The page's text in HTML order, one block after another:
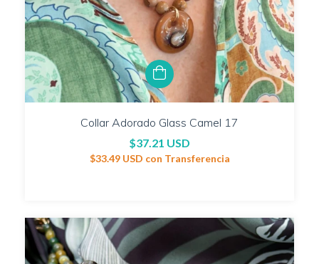
Collar Adorado Glass Camel 17
$37.21 USD
$33.49 USD con Transferencia